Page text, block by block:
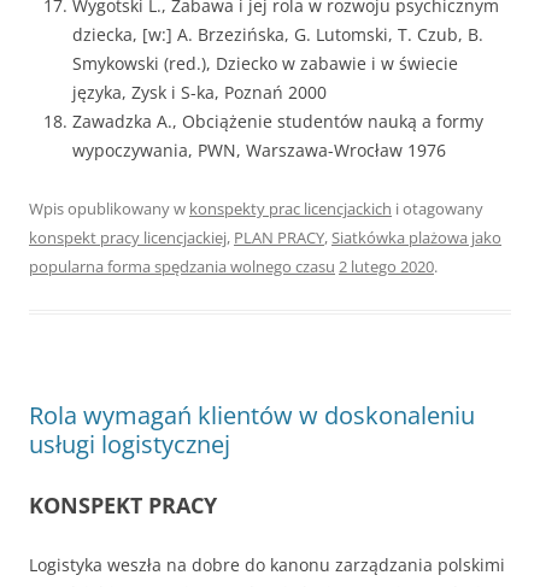
Wygotski L., Zabawa i jej rola w rozwoju psychicznym
dziecka, [w:] A. Brzezińska, G. Lutomski, T. Czub, B.
Smykowski (red.), Dziecko w zabawie i w świecie
języka, Zysk i S-ka, Poznań 2000
Zawadzka A., Obciążenie studentów nauką a formy
wypoczywania, PWN, Warszawa-Wrocław 1976
Wpis opublikowany w konspekty prac licencjackich i otagowany
konspekt pracy licencjackiej, PLAN PRACY,Siatkówka plażowa jako
popularna forma spędzania wolnego czasu 2 lutego 2020.
Rola wymagań klientów w doskonaleniu
usługi logistycznej
KONSPEKT PRACY
Logistyka weszła na dobre do kanonu zarządzania polskimi